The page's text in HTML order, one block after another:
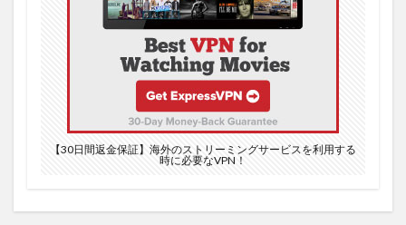
【30日間返金保証】海外のストリーミングサービスを利用する
時に必要なVPN！